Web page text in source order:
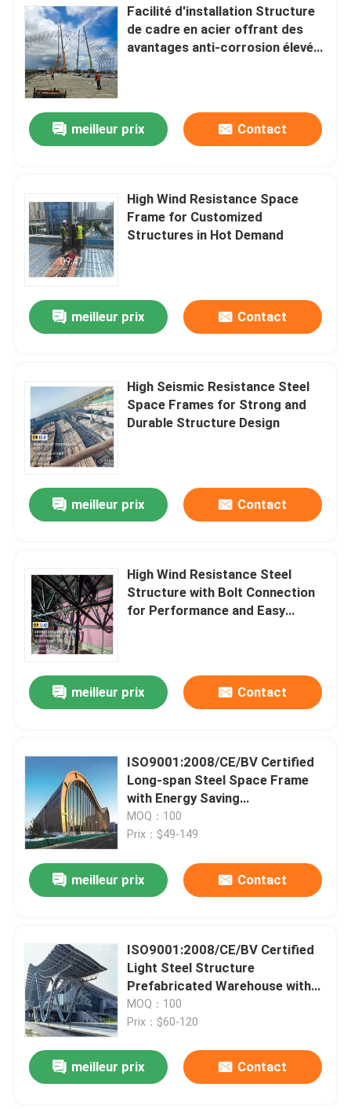
Au sujet de nous
Visite d'usine
Contrôle de qualité
Contactez-nous
Nouvelles
Cas
Botte de cadre de l'espace
Noeud de cadre de l'espace
mur rideau en aluminium
cadre portail en acier
Lucarne de dôme de toit
Structure de membrane de tension
structure métallique de stade
Structure de toit d'entrepôt
Entretien toiture métallique
Facilité d'installation Structure
de cadre en acier offrant des
avantages anti-corrosion élevés
meilleur prix Contact
High Wind Resistance Space
Frame for Customized
Structures in Hot Demand
meilleur prix Contact
High Seismic Resistance Steel
Space Frames for Strong and
Durable Structure Design
meilleur prix Contact
High Wind Resistance Steel
Structure with Bolt Connection
for Performance and Easy
meilleur prix Contact
ISO9001:2008/CE/BV Certified
Long-span Steel Space Frame
with Energy Saving
Prefabricated Structure
MOQ：100
Prix：$49-149
meilleur prix Contact
ISO9001:2008/CE/BV Certified
Light Steel Structure
Prefabricated Warehouse with
15-21 Days Delivery Time and
Q235/Q345B Grade
MOQ：100
Prix：$60-120
meilleur prix Contact